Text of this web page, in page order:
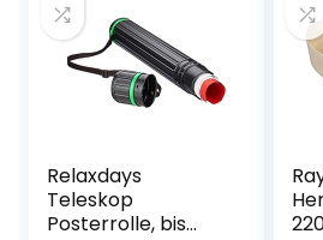
Relaxdays
Teleskop
Posterrolle, bis